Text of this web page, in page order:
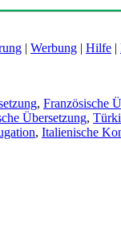
| Werbung | Hilfe |
, Französische
Übersetzung,
, Italienische